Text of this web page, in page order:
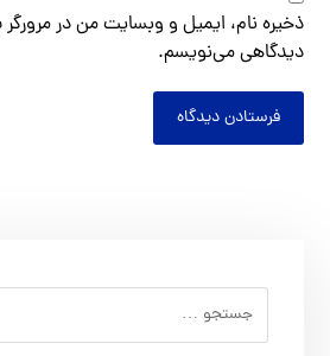
ذخیره نام، ایمیل و وبسایت من در مرورگر
دیدگاهی می‌نویسم.
فرستادن دیدگاه